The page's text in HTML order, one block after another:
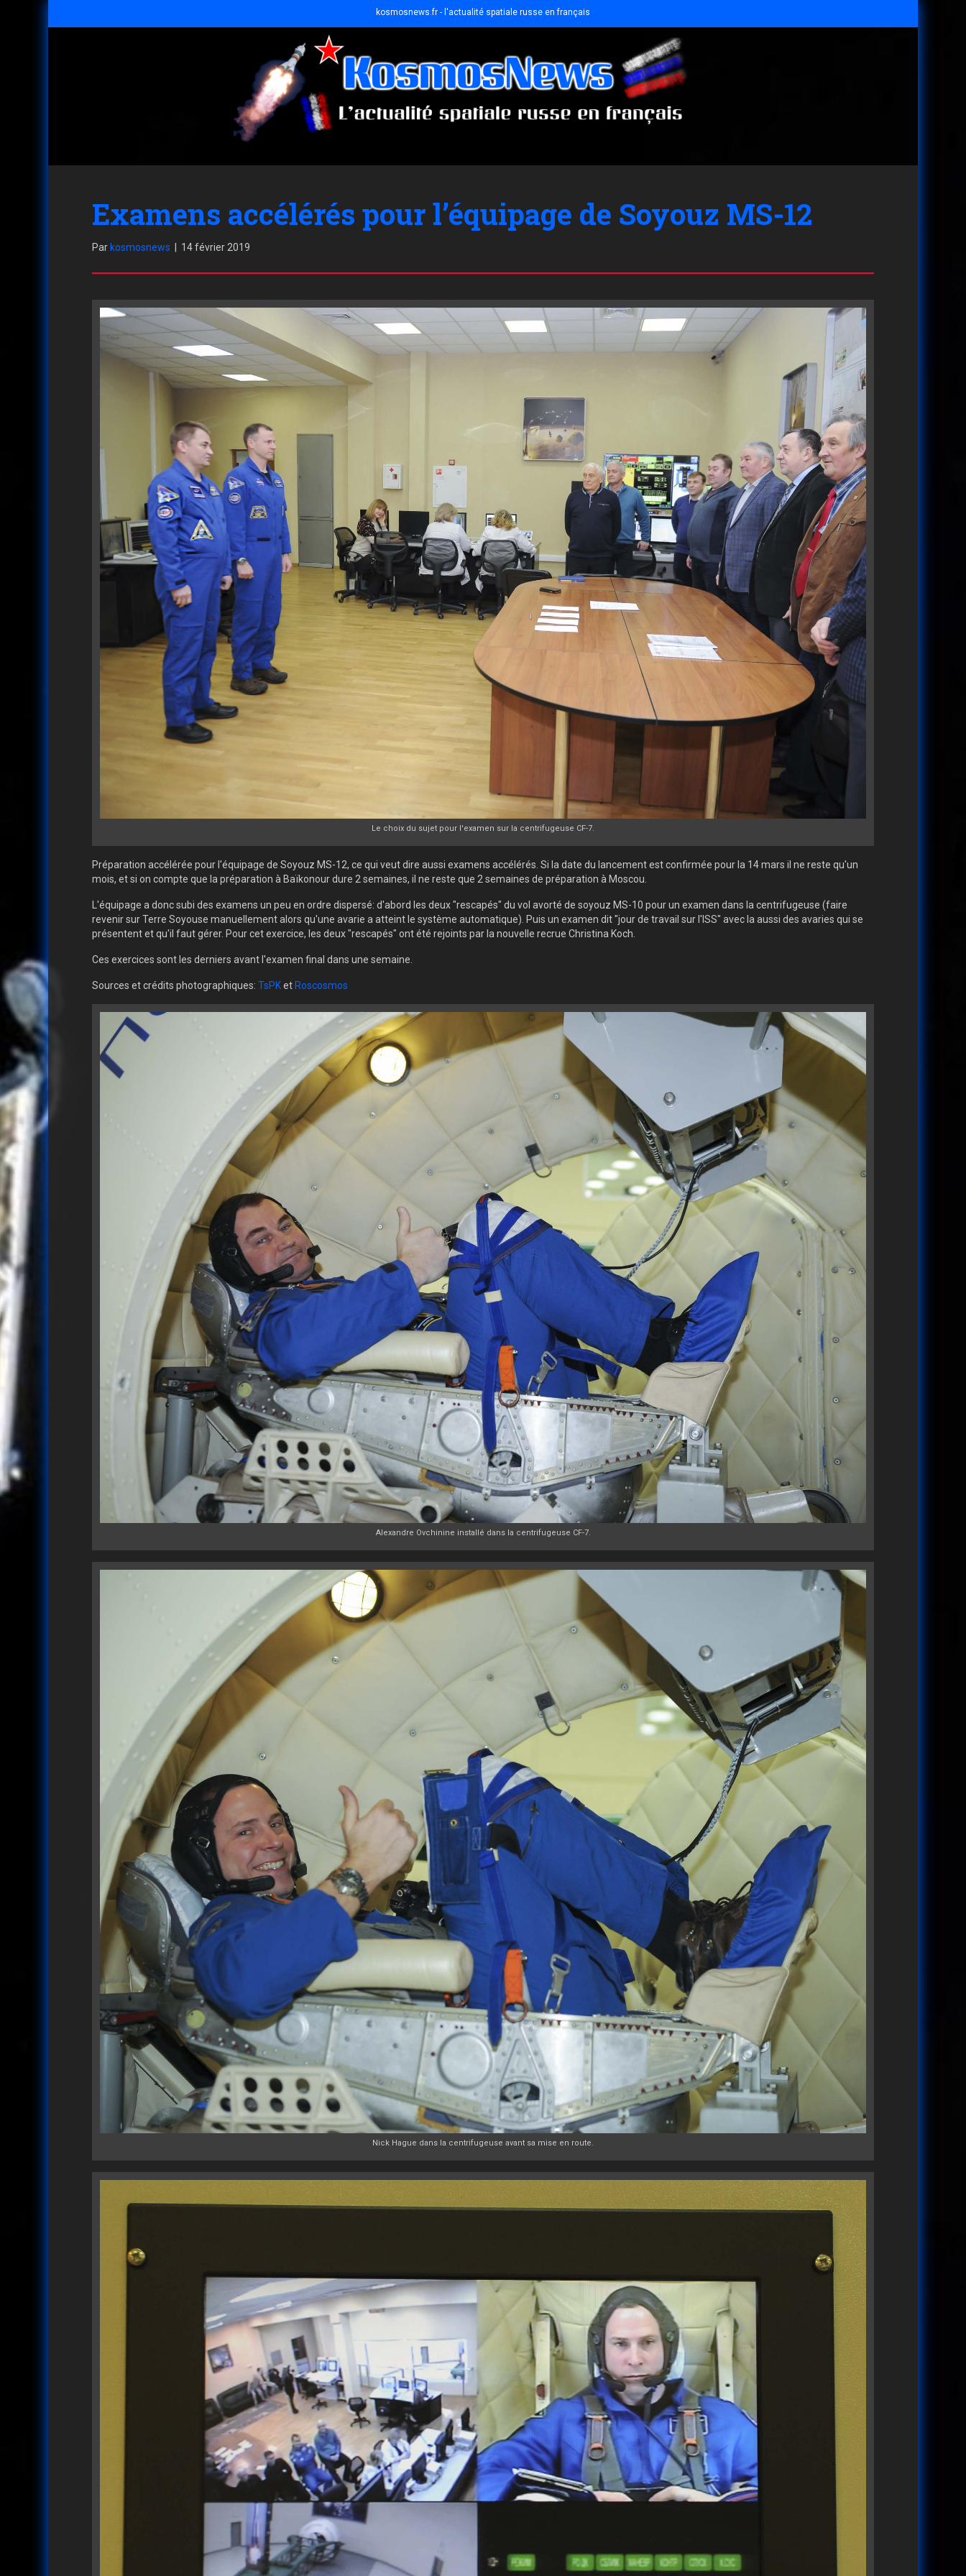
kosmosnews.fr - l'actualité spatiale russe en français
Examens accélérés pour l’équipage de Soyouz MS-12
Par kosmosnews 14 février 2019
Le choix du sujet pour l'examen sur la centrifugeuse CF-7.
Préparation accélérée pour l'équipage de Soyouz MS-12, ce qui veut dire aussi examens accélérés. Si la date du lancement est confirmée pour la 14 mars il ne reste qu'un
mois, et si on compte que la préparation à Baïkonour dure 2 semaines, il ne reste que 2 semaines de préparation à Moscou.
L'équipage a donc subi des examens un peu en ordre dispersé: d'abord les deux "rescapés" du vol avorté de soyouz MS-10 pour un examen dans la centrifugeuse (faire
revenir sur Terre Soyouse manuellement alors qu'une avarie a atteint le système automatique). Puis un examen dit "jour de travail sur l'ISS" avec la aussi des avaries qui se
présentent et qu'il faut gérer. Pour cet exercice, les deux "rescapés" ont été rejoints par la nouvelle recrue Christina Koch.
Ces exercices sont les derniers avant l'examen final dans une semaine.
Sources et crédits photographiques: TsPKet Roscosmos
Alexandre Ovchinine installé dans la centrifugeuse CF-7.
Nick Hague dans la centrifugeuse avant sa mise en route.